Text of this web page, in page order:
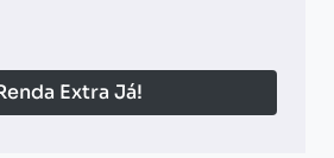
Extra Já!